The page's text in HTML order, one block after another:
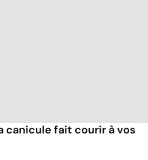
canicule fait courir à vos